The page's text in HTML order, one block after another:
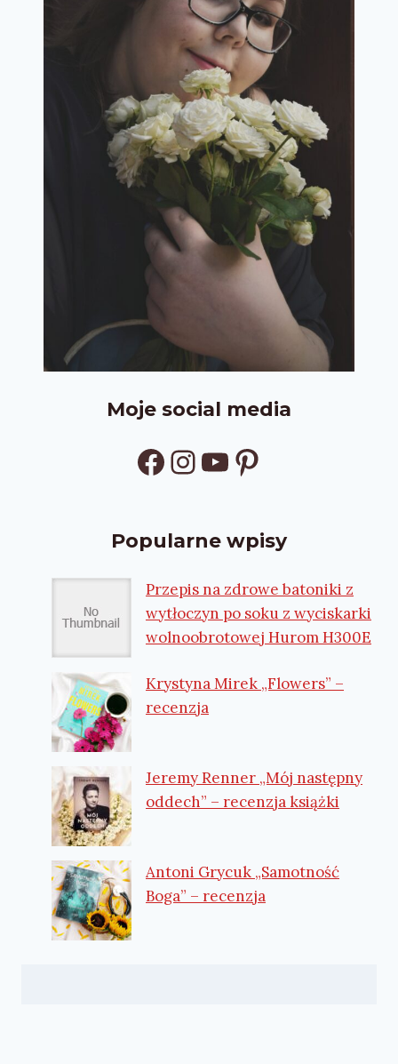
Moje social media
Facebook
Instagram
YouTube
Pinterest
Popularne wpisy
Przepis na zdrowe batoniki z
wytłoczyn po soku z wyciskarki
wolnoobrotowej Hurom H300E
Krystyna Mirek „Flowers” –
recenzja
Jeremy Renner „Mój następny
oddech” – recenzja książki
Antoni Grycuk „Samotność
Boga” – recenzja